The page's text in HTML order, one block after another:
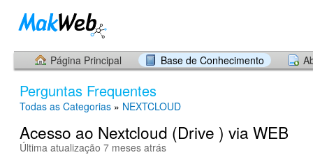
Página Principal Base de Conhecimento
Perguntas Frequentes
Todas as Categorias » NEXTCLOUD
Acesso ao Nextcloud (Drive ) via WEB
Última atualização 7 meses atrás